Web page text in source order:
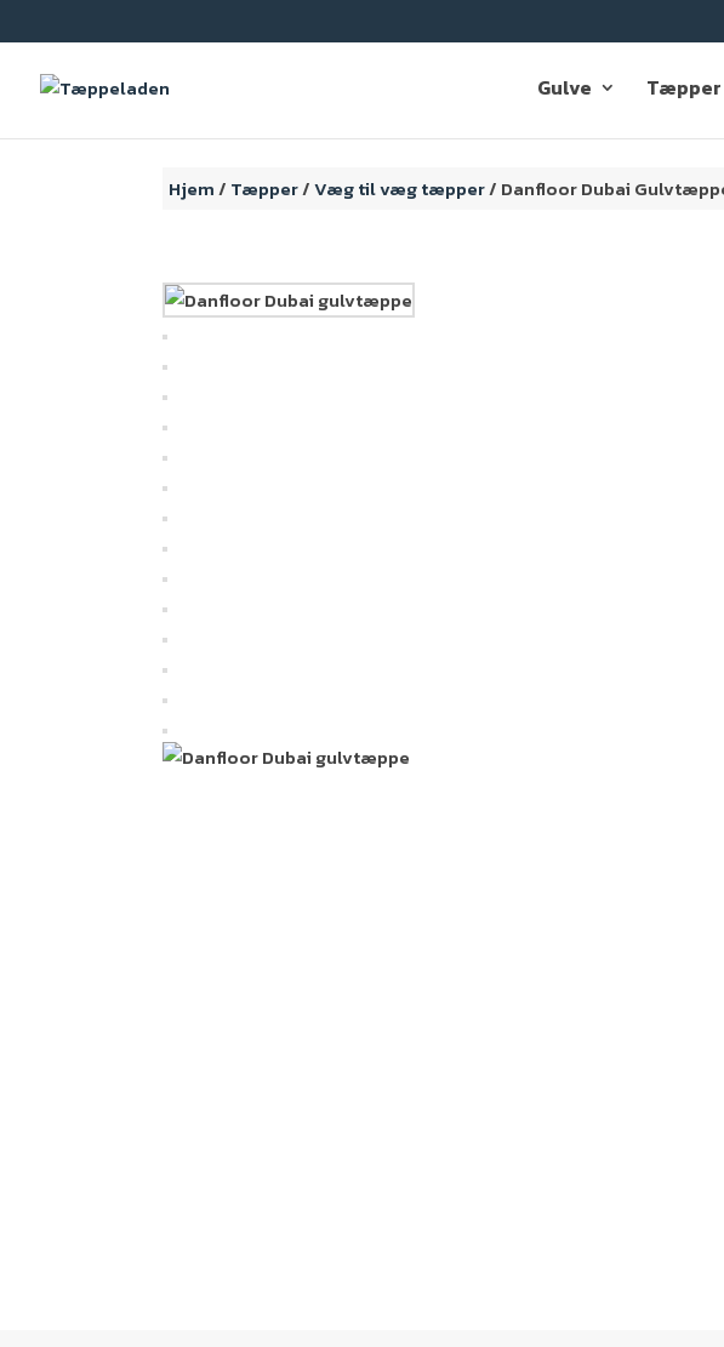
Gulve Tæpper
Hjem/ Tæpper/Væg til væg tæpper/ Danfloor Dubai